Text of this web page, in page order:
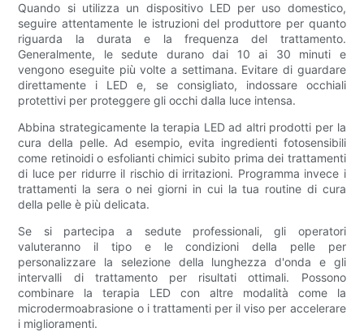
Quando si utilizza un dispositivo LED per uso domestico,
seguire attentamente le istruzioni del produttore per quanto
riguarda la durata e la frequenza del trattamento.
Generalmente, le sedute durano dai 10 ai 30 minuti e
vengono eseguite più volte a settimana. Evitare di guardare
direttamente i LED e, se consigliato, indossare occhiali
protettivi per proteggere gli occhi dalla luce intensa.
Abbina strategicamente la terapia LED ad altri prodotti per la
cura della pelle. Ad esempio, evita ingredienti fotosensibili
come retinoidi o esfolianti chimici subito prima dei trattamenti
di luce per ridurre il rischio di irritazioni. Programma invece i
trattamenti la sera o nei giorni in cui la tua routine di cura
della pelle è più delicata.
Se si partecipa a sedute professionali, gli operatori
valuteranno il tipo e le condizioni della pelle per
personalizzare la selezione della lunghezza d'onda e gli
intervalli di trattamento per risultati ottimali. Possono
combinare la terapia LED con altre modalità come la
microdermoabrasione o i trattamenti per il viso per accelerare
i miglioramenti.